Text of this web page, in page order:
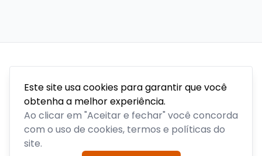
Este site usa cookies para garantir que você
obtenha a melhor experiência.
Ao clicar em "Aceitar e fechar" você concorda
com o uso de cookies, termos e políticas do
site.
Acompanhe todas as notícias sobre o time, venda de
ingressos, serviços aos sócios, serviços aos torcedores e
informações sobre o clube.